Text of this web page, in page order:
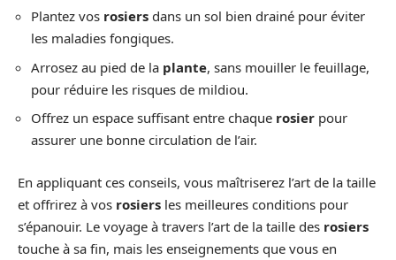
Plantez vos rosiers dans un sol bien drainé pour éviter
les maladies fongiques.
Arrosez au pied de la plante, sans mouiller le feuillage,
pour réduire les risques de mildiou.
Offrez un espace suffisant entre chaque rosier pour
assurer une bonne circulation de l’air.
En appliquant ces conseils, vous maîtriserez l’art de la taille
et offrirez à vos rosiers les meilleures conditions pour
s’épanouir. Le voyage à travers l’art de la taille des rosiers
touche à sa fin, mais les enseignements que vous en